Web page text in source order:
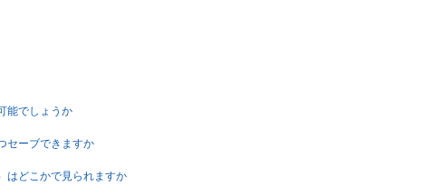
能でしょうか
セーブできますか
はどこかで見られますか